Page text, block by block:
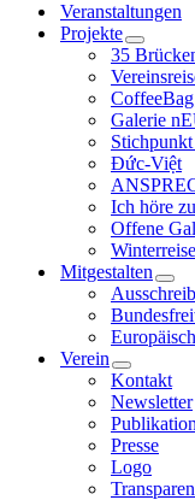
Veranstaltungen
Projekte
35
Galerie
Đức-Việt
Ich höre
Offene
Mitgestalten
Verein
Kontakt
Newsletter
Presse
Logo